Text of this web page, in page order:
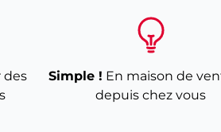
des
Simple ! En maison de
depuis chez vous